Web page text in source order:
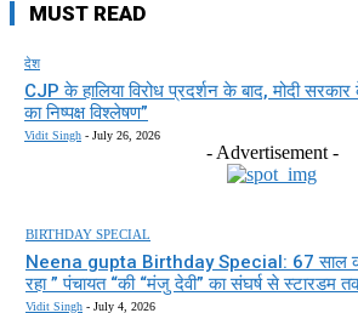
MUST READ
देश
CJP के हालिया विरोध प्रदर्शन के बाद, मोदी
का निष्पक्ष विश्लेषण”
Vidit Singh - July 26, 2026
- Advertisement -
BIRTHDAY SPECIAL
Neena gupta Birthday Special: 67 साल की
रहा ” पंचायत “की “मंजु देवी” का संघर्ष से स्टारडम
Vidit Singh - July 4, 2026